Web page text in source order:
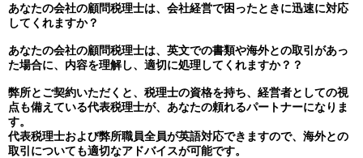
あなたの会社の顧問税理士は、会社経営で困ったときに迅速に対応
してくれますか？
あなたの会社の顧問税理士は、英文での書類や海外との取引があっ
た場合に、内容を理解し、適切に処理してくれますか？？
弊所とご契約いただくと、税理士の資格を持ち、経営者としての視
点も備えている代表税理士が、あなたの頼れるパートナーになりま
す。
代表税理士および弊所職員全員が英語対応できますので、海外との
取引についても適切なアドバイスが可能です。